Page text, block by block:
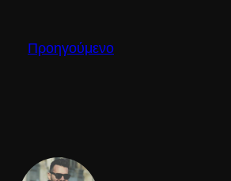
Προηγούμενο